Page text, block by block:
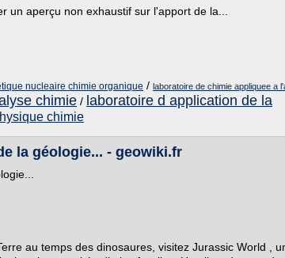
un aperçu non exhaustif sur l'apport de la...
nucleaire chimie organique / laboratoire de chimie appliquee a
chimie / laboratoire d application de la
chimie
la géologie... - geowiki.fr
au temps des dinosaures, visitez Jurassic World ,